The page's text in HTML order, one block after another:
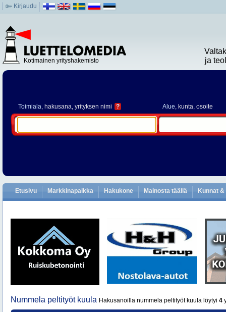
Kirjaudu
Kotimainen yrityshakemisto
ja
Toimiala, hakusana, yrityksen nimi ? Alue, kunta, osoite
Etusivu Markkinapaikka Hakukone Mainosta täällä Kunnat
Nummela peltityöt kuula Hakusanoilla nummela peltityöt kuula löytyi 4